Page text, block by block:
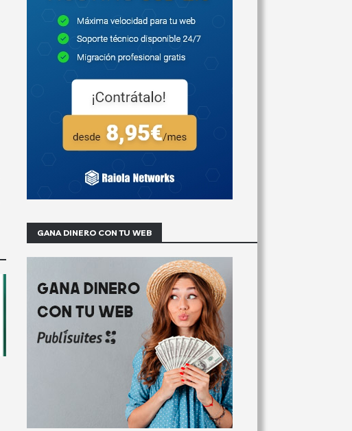
GANA DINERO CON TU WEB